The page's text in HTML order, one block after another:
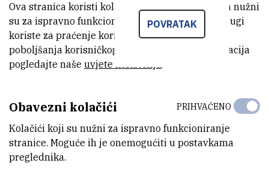
Zapisnik_46_sjednica (6,3 MB)
POVRATAK
Ova stranica koristi kolačiće. Neki od tih kolačića nužni
su za ispravno funkcioniranje stranice, dok se drugi
koriste za praćenje korištenja stranice radi
poboljšanja korisničkog iskustva. Za više informacija
pogledajte naše uvjete korištenja.
Obavezni kolačići
Kolačići koji su nužni za ispravno funkcioniranje
stranice. Moguće ih je onemogućiti u postavkama
preglednika.
PRIHVAĆENO